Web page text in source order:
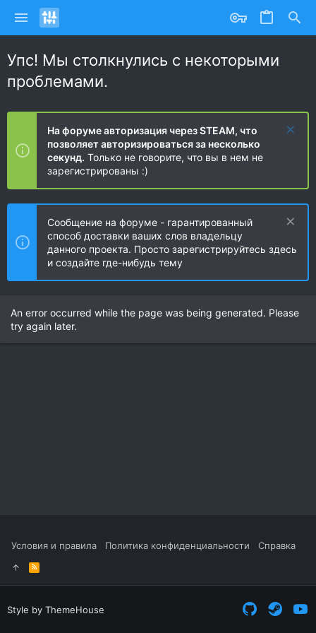
Упс! Мы столкнулись с некоторыми
проблемами.
На форуме авторизация через STEAM, что
позволяет авторизироваться за несколько
секунд. Только не говорите, что вы в нем не
зарегистрированы :)
Сообщение на форуме - гарантированный
способ доставки ваших слов владельцу
данного проекта. Просто зарегистрируйтесь здесь
и создайте где-нибудь тему
An error occurred while the page was being generated. Please
try again later.
Условия и правила Политика конфиденциальности Справка
R
S
S
Style by ThemeHouse